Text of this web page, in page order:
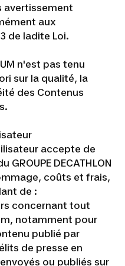
avertissement
aux
de ladite Loi.
n'est pas tenu
sur la qualité, la
des Contenus
accepte de
DECATHLON
coûts et frais,
de :
concernant tout
notamment pour
publié par
de presse en
ou publiés sur